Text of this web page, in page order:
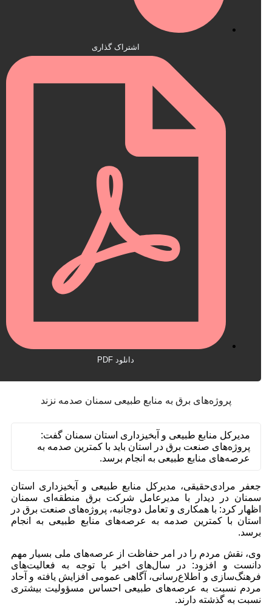
پروژه‌های برق به منابع طبیعی سمنان صدمه نزند
مدیرکل منابع طبیعی و آبخیزداری استان سمنان گفت:
پروژه‌های صنعت برق در استان باید با کمترین صدمه به
عرصه‌های منابع طبیعی به انجام برسد.
اشتراک گذاری
دانلود PDF
جعفر مرادی‌حقیقی، مدیرکل منابع طبیعی و آبخیزداری استان
سمنان در دیدار با مدیرعامل شرکت برق منطقه‌ای سمنان
اظهار کرد: با همکاری و تعامل دوجانبه، پروژه‌های صنعت برق در
استان با کمترین صدمه به عرصه‌های منابع طبیعی به انجام
برسد.
وی، نقش مردم را در امر حفاظت از عرصه‌های ملی بسیار مهم
دانست و افزود: در سال‌های اخیر با توجه به فعالیت‌های
فرهنگ‌سازی و اطلاع‌رسانی، آگاهی عمومی افزایش یافته و آحاد
مردم نسبت به عرصه‌های طبیعی احساس مسؤولیت بیشتری
نسبت به گذشته دارند.